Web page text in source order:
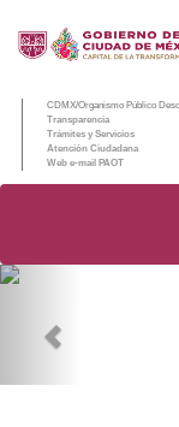
CDMX/Organismo Público
Transparencia
Trámites y Servicios
Atención Ciudadana
Web e-mail PAOT